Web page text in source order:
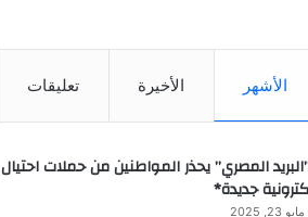
الأشهر الأخيرة تعليقات
المصري” يحذر المواطنين من حملات احتيال
جديدة*
مايو 23, 2025